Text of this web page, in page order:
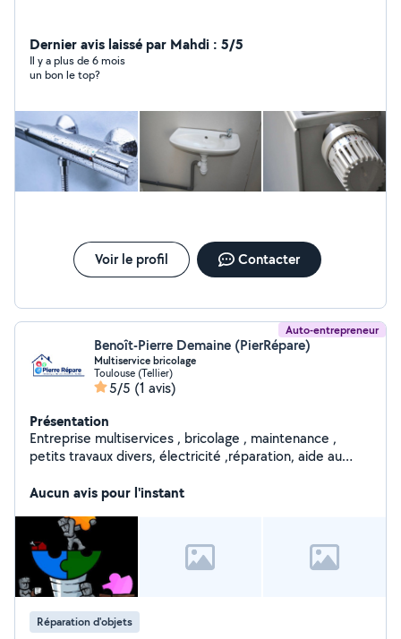
Dernier avis laissé par Mahdi : 5/5
Il y a plus de 6 mois
un bon le top?
Voir le profil Contacter
Auto-entrepreneur
Benoît-Pierre Demaine (PierRépare)
Multiservice bricolage
Toulouse (Tellier)
5/5 (1 avis)
Présentation
Entreprise multiservices , bricolage , maintenance ,
petits travaux divers, électricité ,réparation, aide au
Electricien, électronicien, aide main d'oeuvre en
Aucun avis pour l'instant
Réparation d'objets